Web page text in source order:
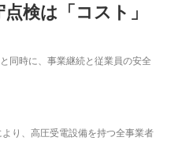
検は「コスト」
同時に、事業継続と従業員の安全
り、高圧受電設備を持つ全事業者